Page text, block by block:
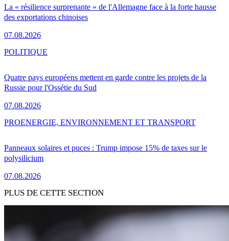
La « résilience surprenante » de l'Allemagne face à la forte hausse
des exportations chinoises
07.08.2026
Quatre pays européens mettent en garde contre les projets de la
Russie pour l'Ossétie du Sud
07.08.2026
POLITIQUE
Panneaux solaires et puces : Trump impose 15% de taxes sur le
polysilicium
07.08.2026
PROENERGIE, ENVIRONNEMENT ET TRANSPORT
PLUS DE CETTE SECTION